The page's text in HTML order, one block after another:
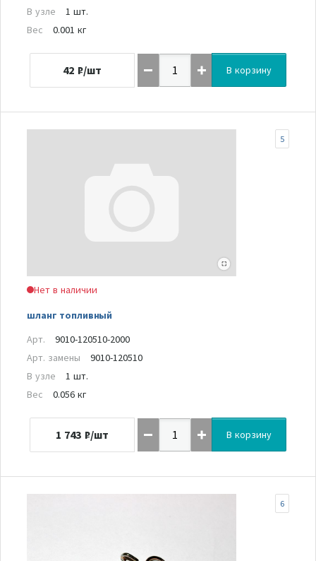
В узле
1 шт.
Вес
0.001 кг
42 ₽/шт В корзину
Нет в наличии
шланг топливный
5
Арт.
9010-120510-2000
Арт. замены
9010-120510
В узле
1 шт.
Вес
0.056 кг
1 743 ₽/шт В корзину
6